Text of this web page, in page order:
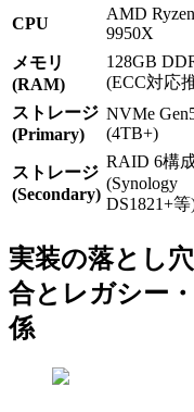
CPU
AMD
9950X
メモリ
(RAM)
128GB
(ECC対応
ストレージ
(Primary)
NVMe
(4TB+)
ストレージ
(Secondary)
RAID 6構
(Synology
DS1821+等
実装の落とし
合とレガシー
係